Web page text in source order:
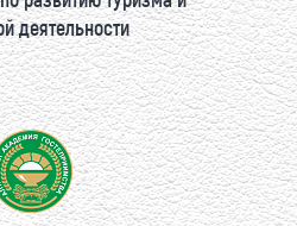
деятельности